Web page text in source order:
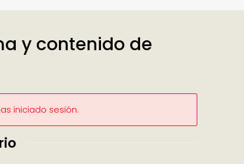
y contenido de
iniciado sesión.